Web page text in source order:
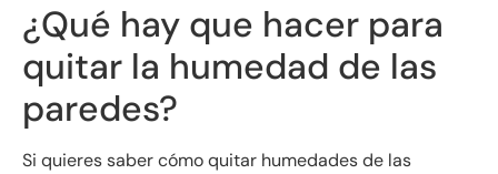
¿Qué hay que hacer para
quitar la humedad de las
paredes?
Si quieres saber cómo quitar humedades de las